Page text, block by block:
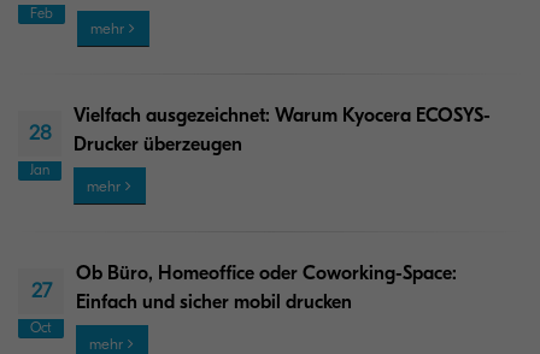
Feb
mehr
28
Jan
Vielfach ausgezeichnet: Warum Kyocera ECOSYS-
Drucker überzeugen
mehr
27
Oct
Ob Büro, Homeoffice oder Coworking-Space:
Einfach und sicher mobil drucken
mehr